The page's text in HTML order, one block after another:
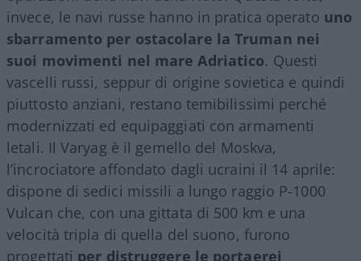
invece, le navi russe hanno in pratica operato uno
sbarramento per ostacolare la Truman nei
suoi movimenti nel mare Adriatico. Questi
vascelli russi, seppur di origine sovietica e quindi
piuttosto anziani, restano temibilissimi perché
modernizzati ed equipaggiati con armamenti
letali. Il Varyag è il gemello del Moskva,
l’incrociatore affondato dagli ucraini il 14 aprile:
dispone di sedici missili a lungo raggio P-1000
Vulcan che, con una gittata di 500 km e una
velocità tripla di quella del suono, furono
progettati per distruggere le portaerei